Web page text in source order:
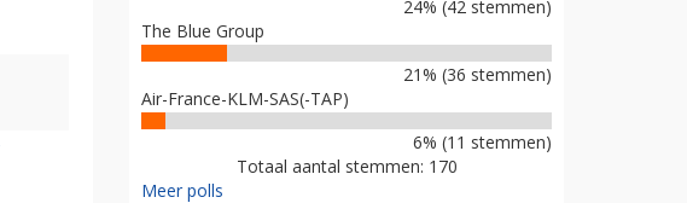
24% (42 stemmen)
The Blue Group
21% (36 stemmen)
Air-France-KLM-SAS(-TAP)
6% (11 stemmen)
Totaal aantal stemmen: 170
Meer polls